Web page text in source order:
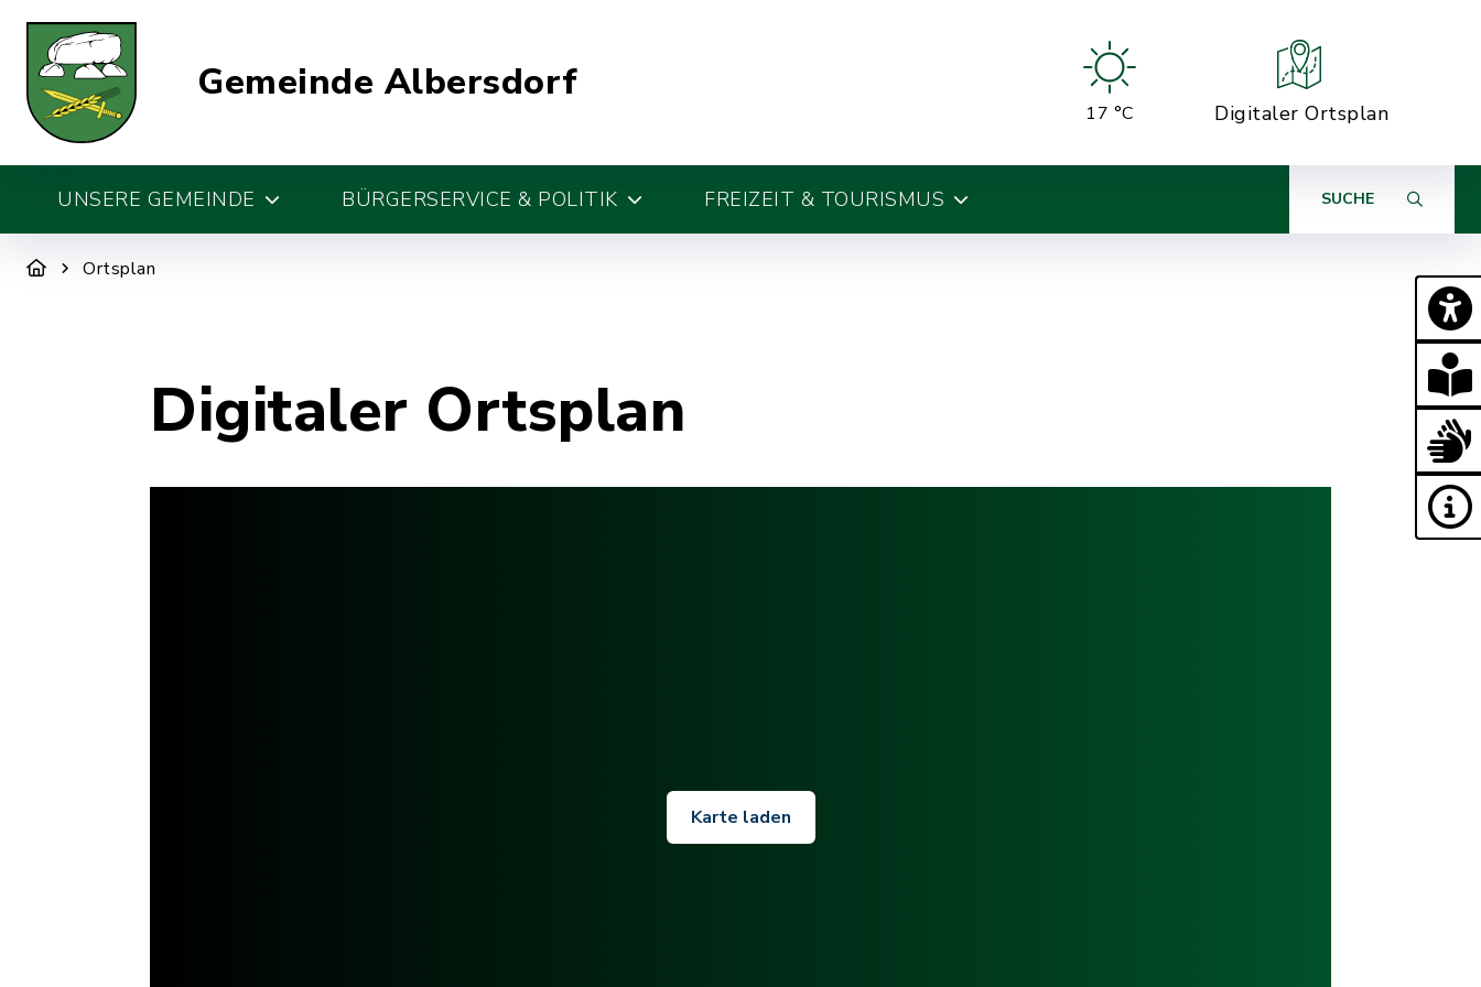
Gemeinde Albersdorf
17 °C Digitaler Ortsplan
UNSERE GEMEINDE BÜRGERSERVICE & POLITIK FREIZEIT & TOURISMUS SUCHE
Ortsplan
Digitaler Ortsplan
Karte laden